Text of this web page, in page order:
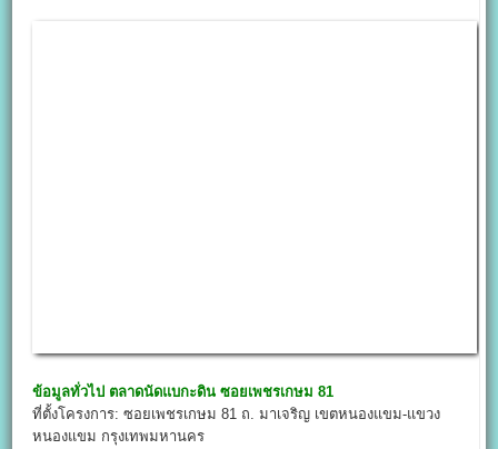
ข้อมูลทั่วไป ตลาดนัดแบกะดิน ซอยเพชรเกษม 81
ที่ตั้งโครงการ: ซอยเพชรเกษม 81 ถ. มาเจริญ เขตหนองแขม-แขวง
หนองแขม กรุงเทพมหานคร